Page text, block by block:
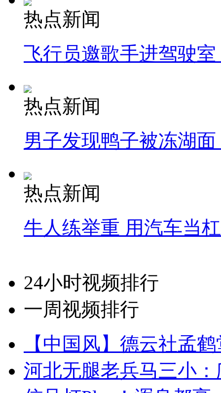
热点新闻
飞行员邀歌手进驾驶
热点新闻
男子发现鸭子被冻湖
热点新闻
牛人练举重 用汽车当
24小时视频排行
一周视频排行
【中国风】德云社孟
河北无腿老兵马三小